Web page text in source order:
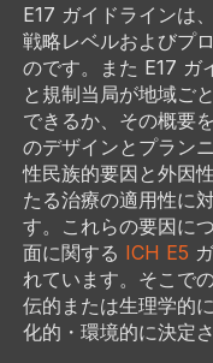
E17 ガイドラインは
戦略レベルおよびプ
のです。また E17 ガ
と規制当局が地域ご
できるか、その概要
のデザインとプラン
性民族的要因と外因
たる治療の適用性に
す。これらの要因に
面に関する ICH E5
れています。そこで
伝的または生理学的
化的・環境的に決定